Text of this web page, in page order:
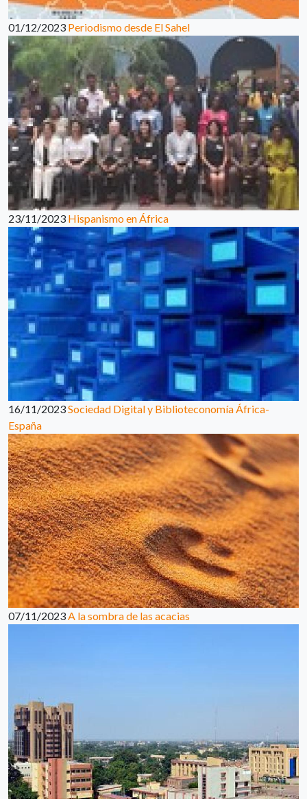
01/12/2023 Periodismo desde El Sahel
23/11/2023 Hispanismo en África
16/11/2023Sociedad Digital y Biblioteconomía África-
España
07/11/2023A la sombra de las acacias